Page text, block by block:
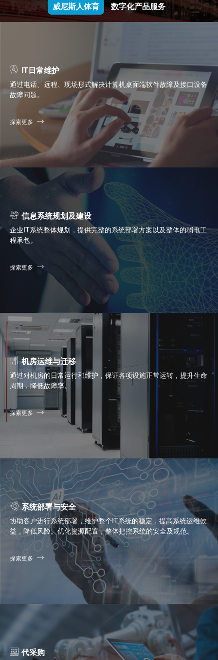
威尼斯人体育 数字化产品服务
IT日常维护
通过电话、远程、现场形式解决计算机桌面端软件故障及接口设备
故障问题。
探索更多
信息系统规划及建设
企业IT系统整体规划，提供完整的系统部署方案以及整体的弱电工
程承包。
探索更多
机房运维与迁移
通过对机房的日常运行和维护，保证各项设施正常运转，提升生命
周期，降低故障率。
探索更多
系统部署与安全
协助客户进行系统部署，维护整个IT系统的稳定，提高系统运维效
益，降低风险。优化资源配置，整体把控系统的安全及规范。
探索更多
代采购